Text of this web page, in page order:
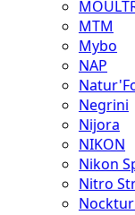
MTM
Mybo
NAP
Negrini
Nijora
NIKON
Nikon
Nitro